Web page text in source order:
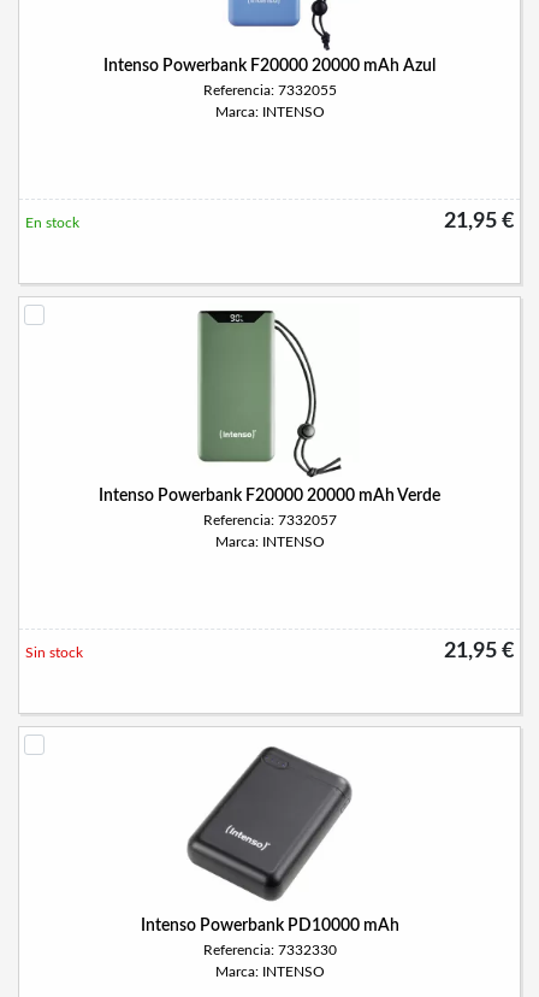
Intenso Powerbank F20000 20000 mAh Azul
Referencia: 7332055
Marca: INTENSO
21,95 €
En stock
Intenso Powerbank F20000 20000 mAh Verde
Referencia: 7332057
Marca: INTENSO
21,95 €
Sin stock
Intenso Powerbank PD10000 mAh
Referencia: 7332330
Marca: INTENSO